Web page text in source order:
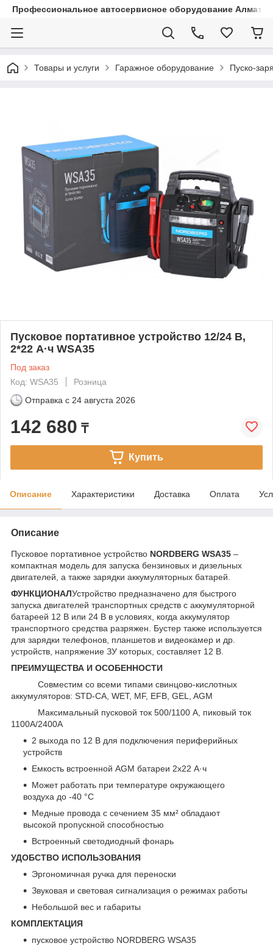
Профессиональное автосервисное оборудование Алматы
Товары и услуги Гаражное оборудование Пуско-
Пусковое портативное устройство 12/24 В,
2*22 А·ч WSA35
Под заказ
Код: WSA35
Розница
Отправка с 24 августа 2026
142 680 ₸
Купить
Описание Характеристики Доставка Оплата
Описание
Пусковое портативное устройство NORDBERG WSA35 –
компактная модель для запуска бензиновых и дизельных
двигателей, а также зарядки аккумуляторных батарей.
ФУНКЦИОНАЛУстройство предназначено для быстрого
запуска двигателей транспортных средств с аккумуляторной
батареей 12 В или 24 В в условиях, когда аккумулятор
транспортного средства разряжен. Бустер также используется
для зарядки телефонов, планшетов и видеокамер и др.
устройств, напряжение ЗУ которых, составляет 12 В.
ПРЕИМУЩЕСТВА И ОСОБЕННОСТИ
Совместим со всеми типами свинцово-кислотных
аккумуляторов: STD-CA, WET, MF, EFB, GEL, AGM
Максимальный пусковой ток 500/1100 А, пиковый ток
1100А/2400А
2 выхода по 12 В для подключения периферийных
устройств
Емкость встроенной AGM батареи 2х22 А·ч
Может работать при температуре окружающего
воздуха до -40 °С
Медные провода с сечением 35 мм² обладают
высокой пропускной способностью
Встроенный светодиодный фонарь
УДОБСТВО ИСПОЛЬЗОВАНИЯ
Эргономичная ручка для переноски
Звуковая и световая сигнализация о режимах работы
Небольшой вес и габариты
КОМПЛЕКТАЦИЯ
пусковое устройство NORDBERG WSA35